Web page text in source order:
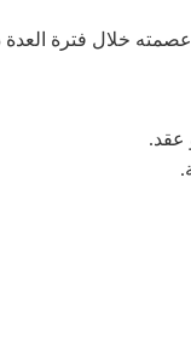
خلال فترة
عقد.